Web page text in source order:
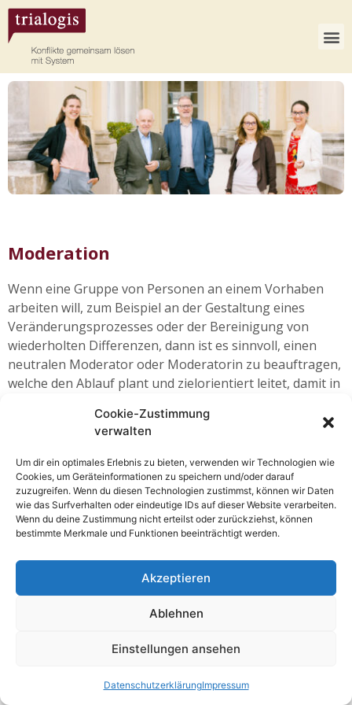
Cookie-Zustimmung
verwalten
Um dir ein optimales Erlebnis zu bieten, verwenden wir Technologien wie
Cookies, um Geräteinformationen zu speichern und/oder darauf
zuzugreifen. Wenn du diesen Technologien zustimmst, können wir Daten
wie das Surfverhalten oder eindeutige IDs auf dieser Website verarbeiten.
Wenn du deine Zustimmung nicht erteilst oder zurückziehst, können
bestimmte Merkmale und Funktionen beeinträchtigt werden.
Akzeptieren
Ablehnen
Einstellungen ansehen
DatenschutzerklärungImpressum
Moderation
Wenn eine Gruppe von Personen an einem Vorhaben
arbeiten will, zum Beispiel an der Gestaltung eines
Veränderungsprozesses oder der Bereinigung von
wiederholten Differenzen, dann ist es sinnvoll, einen
neutralen Moderator oder Moderatorin zu beauftragen,
welche den Ablauf plant und zielorientiert leitet, damit in
Ressourcen aller Beteiligten maximal genutzt werden.
Moderation ist eine Methode, bei der durch
Strukturierung, Visualisierung und geschulte
Gesprächsführung der Arbeitsprozess und die effiziente
Zielerreichung von Gruppen gefördert wird.
office@trialogis.at